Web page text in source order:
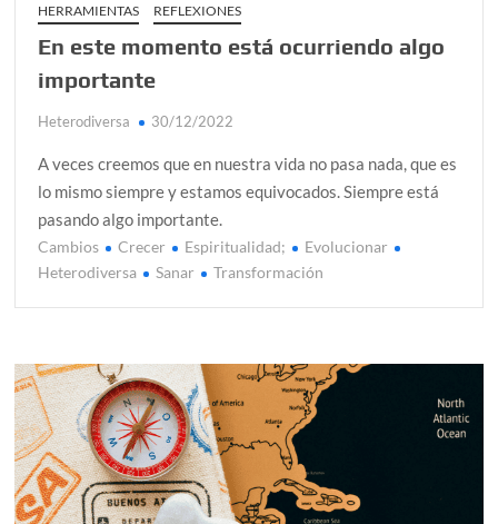
HERRAMIENTAS REFLEXIONES
En este momento está ocurriendo algo
importante
Heterodiversa 30/12/2022
A veces creemos que en nuestra vida no pasa nada, que es
lo mismo siempre y estamos equivocados. Siempre está
pasando algo importante.
Cambios Crecer Espiritualidad;
Evolucionar
Heterodiversa
Sanar Transformación